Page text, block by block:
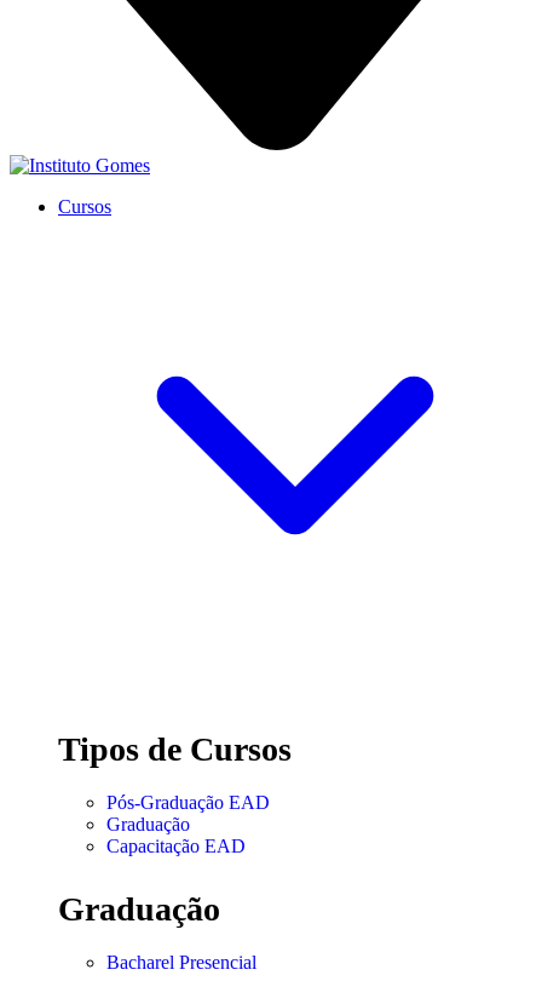
Cursos
Tipos de Cursos
Pós-Graduação EAD
Graduação
Capacitação EAD
Graduação
Bacharel Presencial